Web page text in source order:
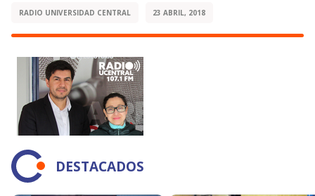
RADIO UNIVERSIDAD CENTRAL 23 ABRIL, 2018
DESTACADOS